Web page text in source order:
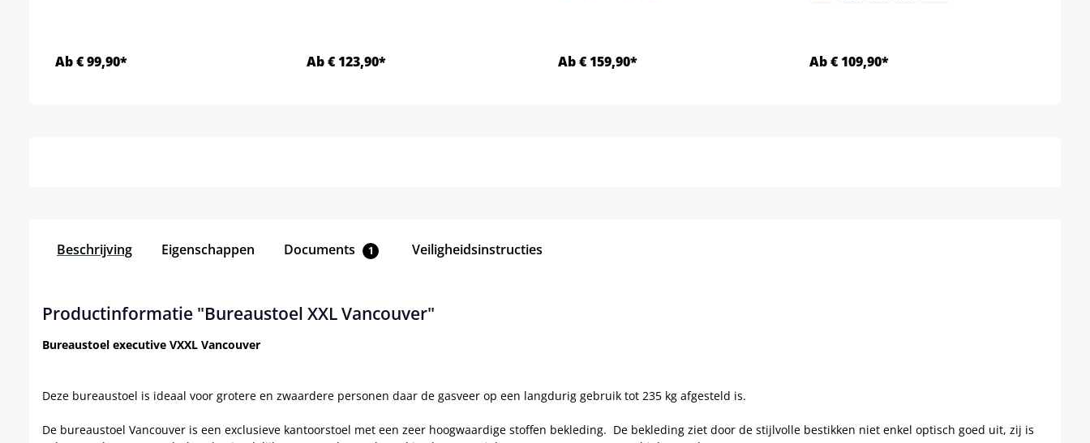
Ab € 99,90* Ab € 123,90* Ab € 159,90* Ab € 109,90*
Beschrijving Eigenschappen Documents 1 Veiligheidsinstructies
Productinformatie "Bureaustoel XXL Vancouver"
Bureaustoel executive VXXL Vancouver
Deze bureaustoel is ideaal voor grotere en zwaardere personen daar de gasveer op een langdurig gebruik tot 235 kg afgesteld is.
De bureaustoel Vancouver is een exclusieve kantoorstoel met een zeer hoogwaardige stoffen bekleding. De bekleding ziet door de stijlvolle bestikken niet enkel optisch goed uit, zij is